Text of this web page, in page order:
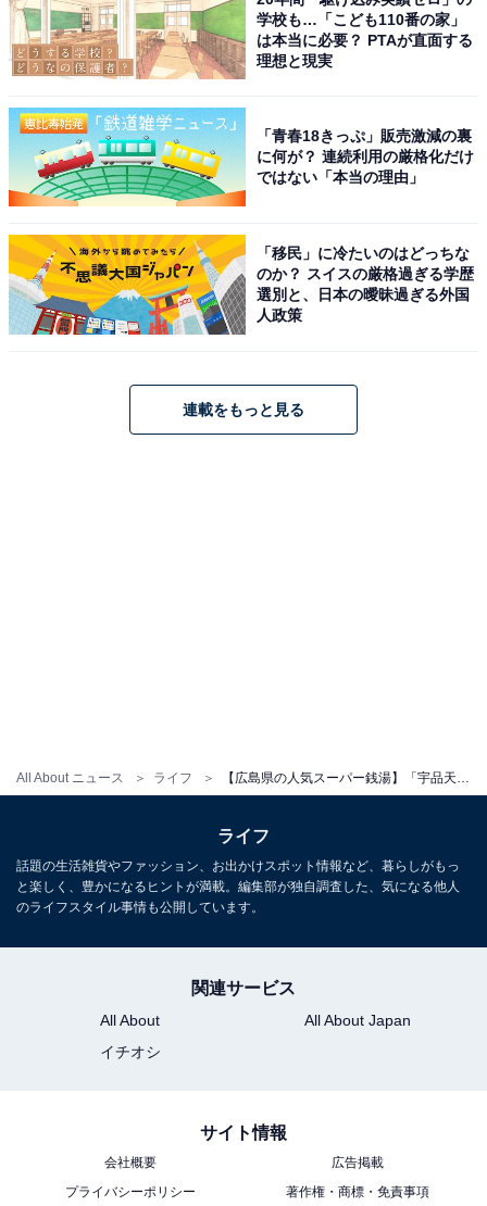
All About ニュース ライフ
次ページ
「宇品天然温泉 ほの湯」のアクセ
スや料金情報も見る
学校も…「こども110番の家」
は本当に必要？ PTAが直面する
理想と現実
「青春18きっぷ」販売激減の裏
に何が？ 連続利用の厳格化だけ
ではない「本当の理由」
「移民」に冷たいのはどっちな
のか？ スイスの厳格過ぎる学歴
選別と、日本の曖昧過ぎる外国
人政策
連載をもっと見る
ライフ
話題の生活雑貨やファッション、お出かけスポット情報など、暮らしがもっ
と楽しく、豊かになるヒントが満載。編集部が独自調査した、気になる他人
のライフスタイル事情も公開しています。
関連サービス
All About
All About Japan
イチオシ
サイト情報
会社概要
広告掲載
プライバシーポリシー
著作権・商標・免責事項